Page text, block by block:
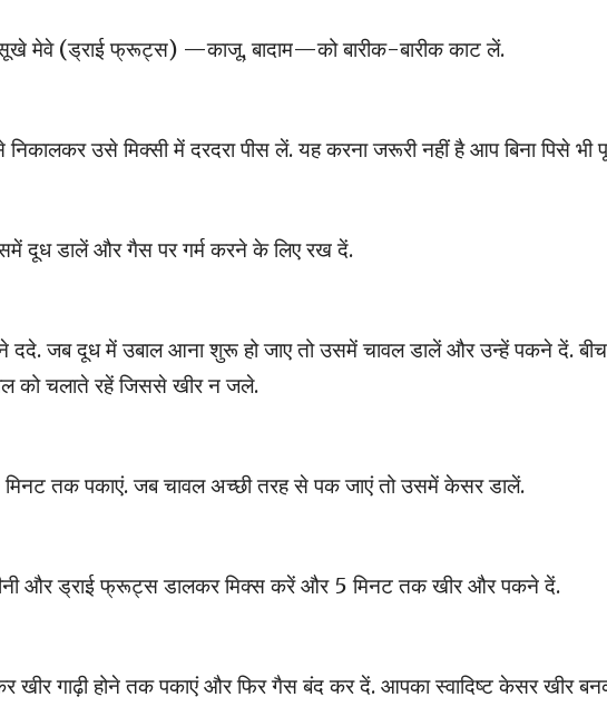
मेवे (ड्राई फ्रूट्स) —काजू, बादाम—को बारीक-बारीक काट लें.
निकालकर उसे मिक्सी में दरदरा पीस लें. यह करना जरूरी नहीं है आप बिना पिसे भी
दूध डालें और गैस पर गर्म करने के लिए रख दें.
ददे. जब दूध में उबाल आना शुरू हो जाए तो उसमें चावल डालें और उन्हें पकने दें.
को चलाते रहें जिससे खीर न जले.
तक पकाएं. जब चावल अच्छी तरह से पक जाएं तो उसमें केसर डालें.
और ड्राई फ्रूट्स डालकर मिक्स करें और 5 मिनट तक खीर और पकने दें.
खीर गाढ़ी होने तक पकाएं और फिर गैस बंद कर दें. आपका स्वादिष्ट केसर खीर